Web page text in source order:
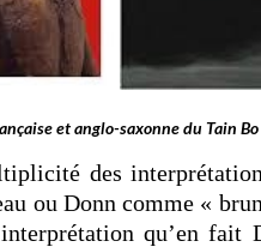
et anglo-saxonne du Tain
des
ou Donn comme «
qu’en